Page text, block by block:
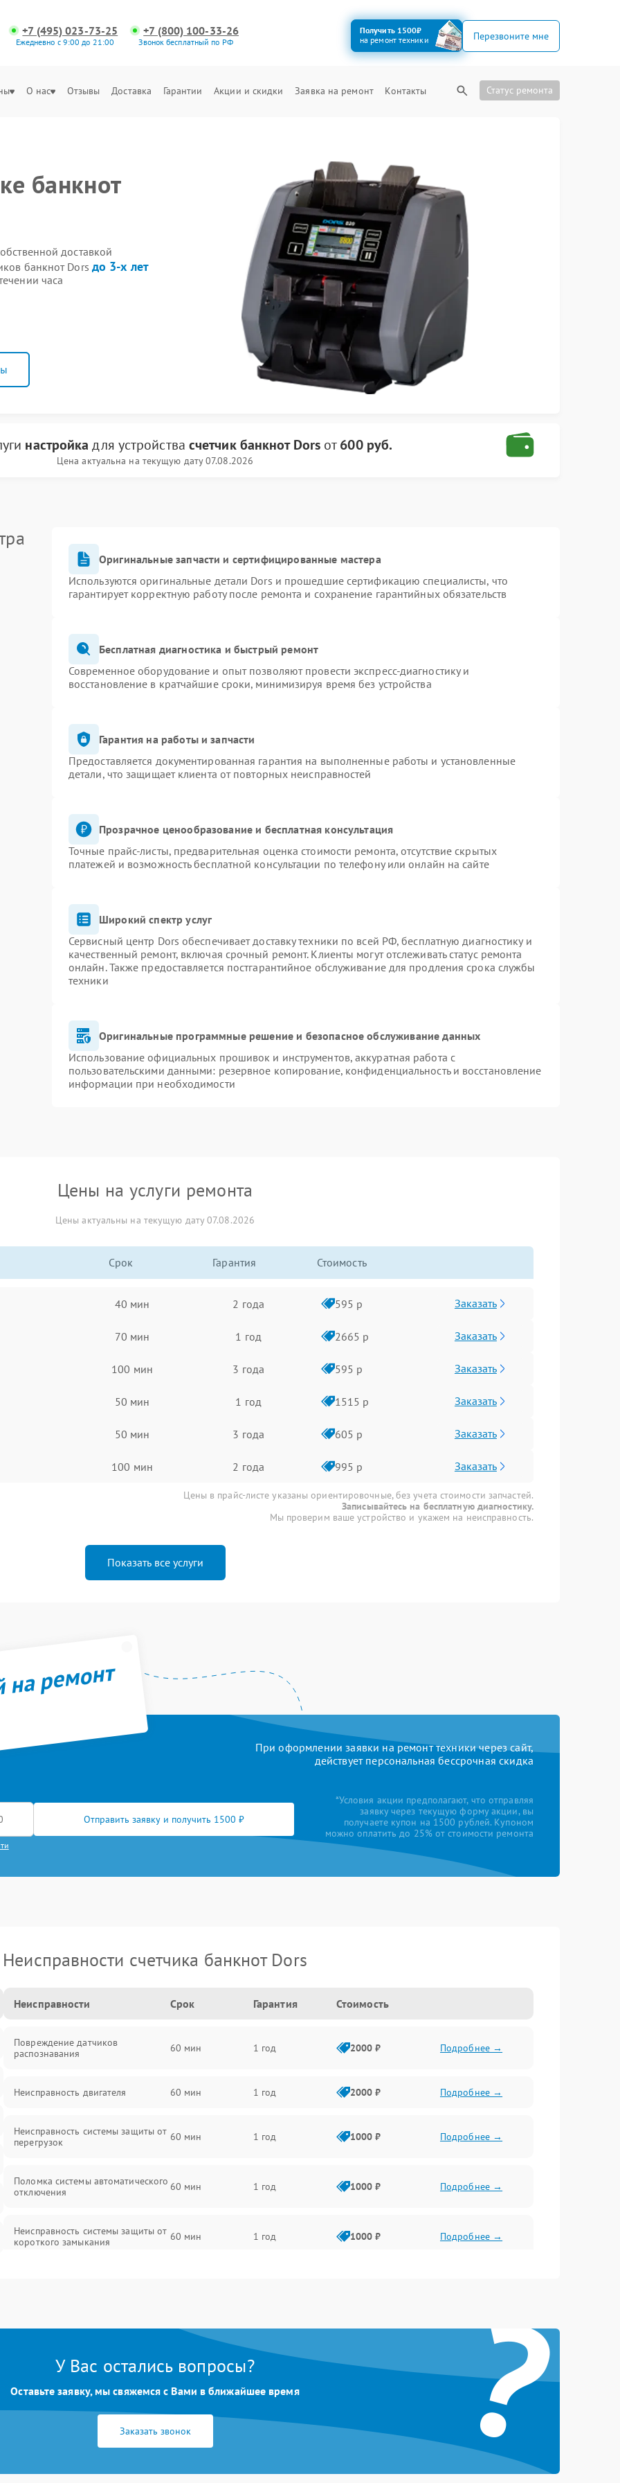
+7 (495) 023-73-25
Ежедневно с 9:00 до 21:00
+7 (800) 100-33-26
Звонок бесплатный по РФ
Получить 1500₽
на ремонт техники
Перезвоните мне
О нас Отзывы Доставка Гарантии Акции и скидки Заявка на ремонт Контакты Статус ремонта
банкнот
доставкой
банкнот Dors до 3-х лет
часа
настройка для устройства счетчик банкнот Dorsот600 руб.
Цена актуальна на текущую дату 07.08.2026
Оригинальные запчасти и сертифицированные мастера
Используются оригинальные детали Dors и прошедшие сертификацию специалисты, что
гарантирует корректную работу после ремонта и сохранение гарантийных обязательств
Бесплатная диагностика и быстрый ремонт
Современное оборудование и опыт позволяют провести экспресс-диагностику и
восстановление в кратчайшие сроки, минимизируя время без устройства
Гарантия на работы и запчасти
Предоставляется документированная гарантия на выполненные работы и установленные
детали, что защищает клиента от повторных неисправностей
Прозрачное ценообразование и бесплатная консультация
Точные прайс-листы, предварительная оценка стоимости ремонта, отсутствие скрытых
платежей и возможность бесплатной консультации по телефону или онлайн на сайте
Широкий спектр услуг
Сервисный центр Dors обеспечивает доставку техники по всей РФ, бесплатную диагностику и
качественный ремонт, включая срочный ремонт. Клиенты могут отслеживать статус ремонта
онлайн. Также предоставляется постгарантийное обслуживание для продления срока службы
техники
Оригинальные программные решение и безопасное обслуживание данных
Использование официальных прошивок и инструментов, аккуратная работа с
пользовательскими данными: резервное копирование, конфиденциальность и восстановление
информации при необходимости
Цены на услуги ремонта
Цены актуальны на текущую дату 07.08.2026
Срок Гарантия Стоимость
40 мин 2 года 595 р Заказать
70 мин 1 год 2665 р Заказать
100 мин 3 года 595 р Заказать
50 мин 1 год 1515 р Заказать
50 мин 3 года 605 р Заказать
100 мин 2 года 995 р Заказать
Цены в прайс-листе указаны ориентировочные, без учета стоимости запчастей.
Записывайтесь на бесплатную диагностику.
Мы проверим ваше устройство и укажем на неисправность.
Показать все услуги
ремонт
При оформлении заявки на ремонт техники через сайт,
действует персональная бессрочная скидка
Отправить заявку и получить 1500 ₽
*Условия акции предполагают, что отправляя
заявку через текущую форму акции, вы
получаете купон на 1500 рублей. Купоном
можно оплатить до 25% от стоимости ремонта
Неисправности счетчика банкнот Dors
Неисправности Срок Гарантия Стоимость
Повреждение датчиков
распознавания
60 мин 1 год 2000 ₽ Подробнее →
Неисправность двигателя 60 мин 1 год 2000 ₽ Подробнее →
Неисправность системы защиты от
перегрузок
60 мин 1 год 1000 ₽ Подробнее →
Поломка системы автоматического
отключения
60 мин 1 год 1000 ₽ Подробнее →
Неисправность системы защиты от
короткого замыкания
60 мин 1 год 1000 ₽ Подробнее →
Неисправность системы защиты от
60 мин Подробнее →
замыкания
60 мин Подробнее →
Повреждение системы защиты от
60 мин 1000 ₽ Подробнее →
?
У Вас остались вопросы?
Оставьте заявку, мы свяжемся с Вами в ближайшее время
Заказать звонок